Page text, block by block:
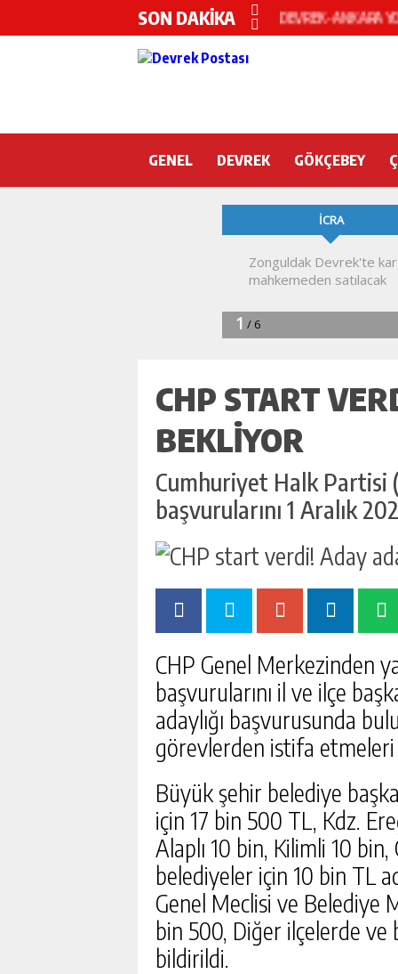
SON DAKİKA
Devrek KYK
DEVREK’TE
Devrek Engelsiz
DEVREK
GENEL DEVREK GÖKÇEBEY
CHP START
BEKLIYOR
Cumhuriyet Halk Partisi
başvurularını 1 Aralık
CHP Genel Merkezinden
başvurularını il ve ilçe
adaylığı başvurusunda
görevlerden istifa
Büyük şehir belediye
için 17 bin 500 TL, Kdz.
Alaplı 10 bin, Kilimli 10
belediyeler için 10 bin TL
Genel Meclisi ve Belediye
bin 500, Diğer ilçelerde
bildirildi.